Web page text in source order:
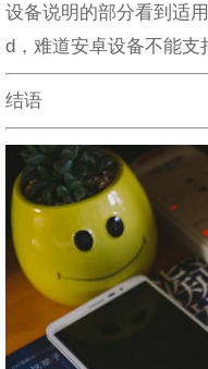
设备说明的部分看到适
d，难道安卓设备不能支
结语